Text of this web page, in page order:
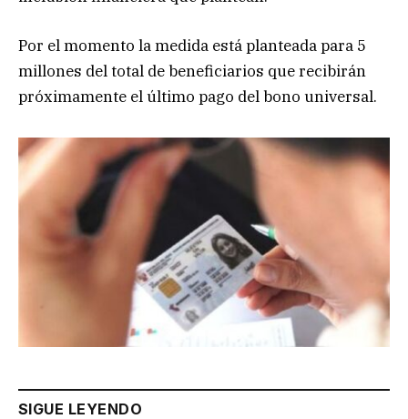
Por el momento la medida está planteada para 5
millones del total de beneficiarios que recibirán
próximamente el último pago del bono universal.
SIGUE LEYENDO